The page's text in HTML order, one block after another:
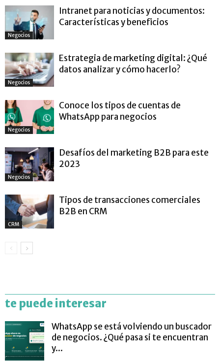
Negocios
Intranet para noticias y documentos:
Características y beneficios
Negocios
Estrategia de marketing digital: ¿Qué
datos analizar y cómo hacerlo?
Negocios
Conoce los tipos de cuentas de
WhatsApp para negocios
Negocios
Desafíos del marketing B2B para este
2023
CRM
Tipos de transacciones comerciales
B2B en CRM
te puede interesar
WhatsApp se está volviendo un buscador
de negocios. ¿Qué pasa si te encuentran
y...